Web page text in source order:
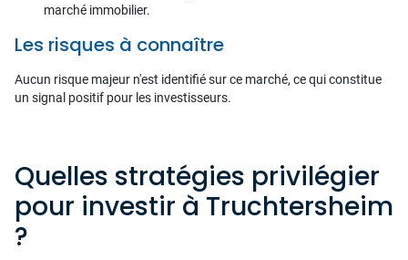
marché immobilier.
Les risques à connaître
Aucun risque majeur n'est identifié sur ce marché, ce qui constitue
un signal positif pour les investisseurs.
Quelles stratégies privilégier
pour investir à Truchtersheim
?